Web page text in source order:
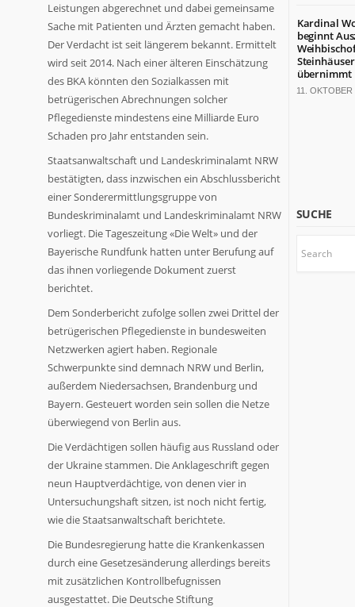
Leistungen abgerechnet und dabei gemeinsame
Sache mit Patienten und Ärzten gemacht haben.
Der Verdacht ist seit längerem bekannt. Ermittelt
wird seit 2014. Nach einer älteren Einschätzung
des BKA könnten den Sozialkassen mit
betrügerischen Abrechnungen solcher
Pflegedienste mindestens eine Milliarde Euro
Schaden pro Jahr entstanden sein.
Staatsanwaltschaft und Landeskriminalamt NRW
bestätigten, dass inzwischen ein Abschlussbericht
einer Sonderermittlungsgruppe von
Bundeskriminalamt und Landeskriminalamt NRW
vorliegt. Die Tageszeitung «Die Welt» und der
Bayerische Rundfunk hatten unter Berufung auf
das ihnen vorliegende Dokument zuerst
berichtet.
Dem Sonderbericht zufolge sollen zwei Drittel der
betrügerischen Pflegedienste in bundesweiten
Netzwerken agiert haben. Regionale
Schwerpunkte sind demnach NRW und Berlin,
außerdem Niedersachsen, Brandenburg und
Bayern. Gesteuert worden sein sollen die Netze
überwiegend von Berlin aus.
Die Verdächtigen sollen häufig aus Russland oder
der Ukraine stammen. Die Anklageschrift gegen
neun Hauptverdächtige, von denen vier in
Untersuchungshaft sitzen, ist noch nicht fertig,
wie die Staatsanwaltschaft berichtete.
Die Bundesregierung hatte die Krankenkassen
durch eine Gesetzesänderung allerdings bereits
mit zusätzlichen Kontrollbefugnissen
ausgestattet. Die Deutsche Stiftung
Kardinal
beginnt
Steinhäuser
übernimmt
11. OKTOBER
SUCHE